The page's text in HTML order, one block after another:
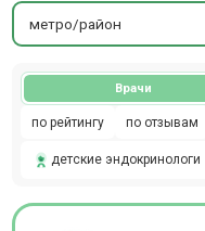
метро/район
Врачи
по рейтингу по отзывам
детские эндокринологи